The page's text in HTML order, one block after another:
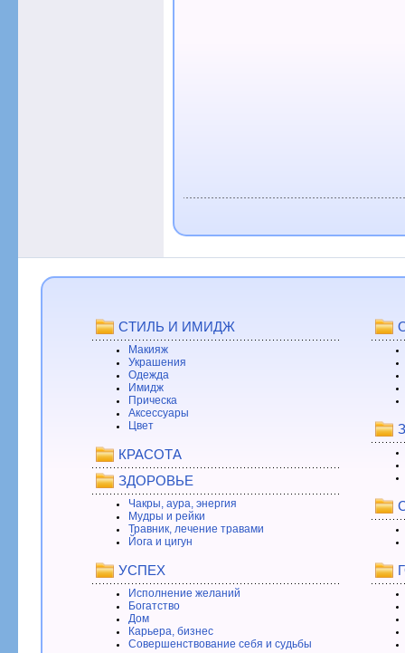
СТИЛЬ И ИМИДЖ
Макияж
Украшения
Одежда
Имидж
Прическа
Аксессуары
Цвет
КРАСОТА
ЗДОРОВЬЕ
Чакры, аура, энергия
Мудры и рейки
Травник, лечение травами
Йога и цигун
УСПЕХ
Исполнение желаний
Богатство
Дом
Карьера, бизнес
Совершенствование себя и судьбы